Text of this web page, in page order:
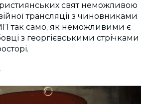
свят неможливою
трансляції з чиновниками
так само, як неможливими є
з георгієвськими стрічками